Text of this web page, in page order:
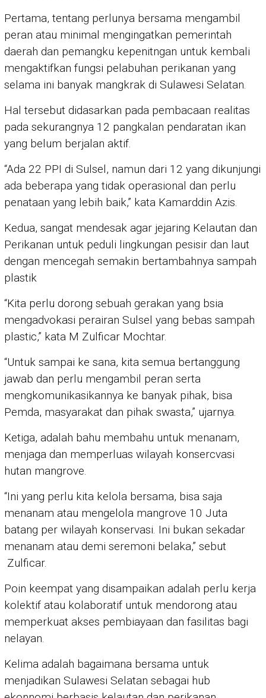
Pertama, tentang perlunya bersama mengambil
peran atau minimal mengingatkan pemerintah
daerah dan pemangku kepenitngan untuk kembali
mengaktifkan fungsi pelabuhan perikanan yang
selama ini banyak mangkrak di Sulawesi Selatan.
Hal tersebut didasarkan pada pembacaan realitas
pada sekurangnya 12 pangkalan pendaratan ikan
yang belum berjalan aktif.
“Ada 22 PPI di Sulsel, namun dari 12 yang dikunjungi
ada beberapa yang tidak operasional dan perlu
penataan yang lebih baik,” kata Kamarddin Azis.
Kedua, sangat mendesak agar jejaring Kelautan dan
Perikanan untuk peduli lingkungan pesisir dan laut
dengan mencegah semakin bertambahnya sampah
plastik
“Kita perlu dorong sebuah gerakan yang bsia
mengadvokasi perairan Sulsel yang bebas sampah
plastic,” kata M Zulficar Mochtar.
“Untuk sampai ke sana, kita semua bertanggung
jawab dan perlu mengambil peran serta
mengkomunikasikannya ke banyak pihak, bisa
Pemda, masyarakat dan pihak swasta,” ujarnya.
Ketiga, adalah bahu membahu untuk menanam,
menjaga dan memperluas wilayah konsercvasi
hutan mangrove.
“Ini yang perlu kita kelola bersama, bisa saja
menanam atau mengelola mangrove 10 Juta
batang per wilayah konservasi. Ini bukan sekadar
menanam atau demi seremoni belaka,” sebut
Zulficar.
Poin keempat yang disampaikan adalah perlu kerja
kolektif atau kolaboratif untuk mendorong atau
memperkuat akses pembiayaan dan fasilitas bagi
nelayan.
Kelima adalah bagaimana bersama untuk
menjadikan Sulawesi Selatan sebagai hub